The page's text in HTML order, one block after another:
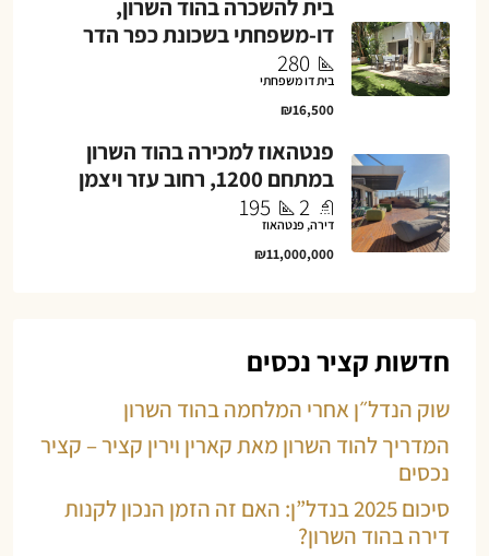
בית להשכרה בהוד השרון,
דו-משפחתי בשכונת כפר הדר
280
בית דו משפחתי
₪16,500
פנטהאוז למכירה בהוד השרון
במתחם 1200, רחוב עזר ויצמן
2
195
דירה, פנטהאוז
₪11,000,000
חדשות קציר נכסים
שוק הנדל״ן אחרי המלחמה בהוד השרון
המדריך להוד השרון מאת קארין וירין קציר – קציר
נכסים
סיכום 2025 בנדל”ן: האם זה הזמן הנכון לקנות
דירה בהוד השרון?